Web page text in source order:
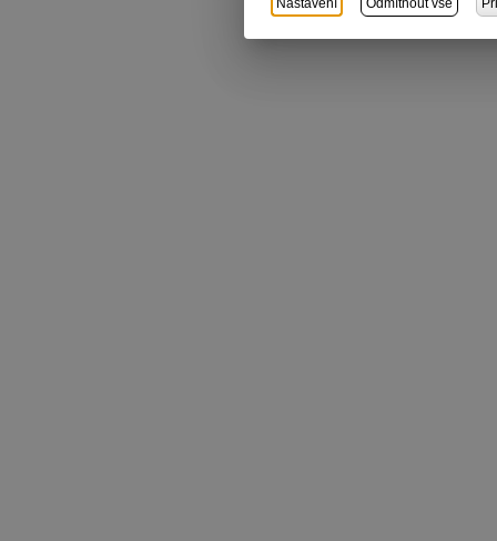
Nastavení Odmítnout vše